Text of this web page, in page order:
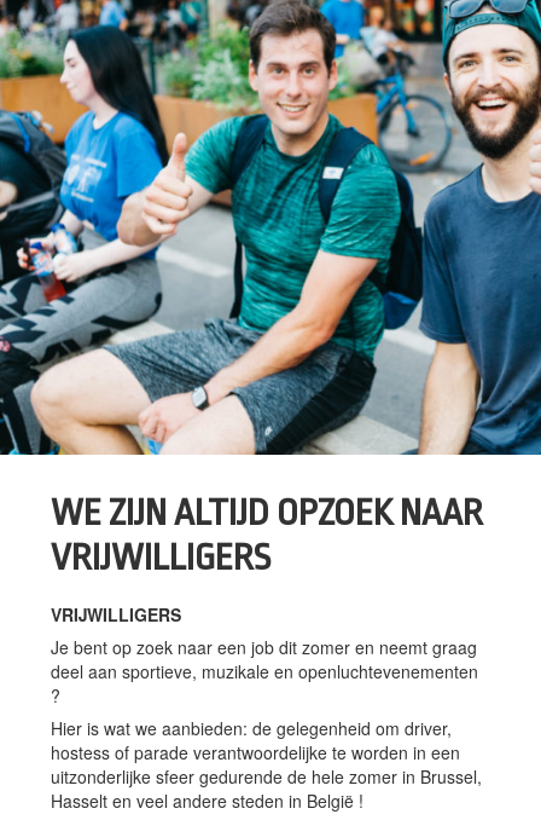
​​WE ZIJN ALTIJD OPZOEK NAAR
VRIJWILLIGERS
VRIJWILLIGERS
Je bent op zoek naar een job dit zomer en neemt graag
deel aan sportieve, muzikale en openluchtevenementen
?
Hier is wat we aanbieden: de gelegenheid om driver,
hostess of parade verantwoordelijke te worden in een
uitzonderlijke sfeer gedurende de hele zomer in Brussel,
Hasselt en veel andere steden in België !